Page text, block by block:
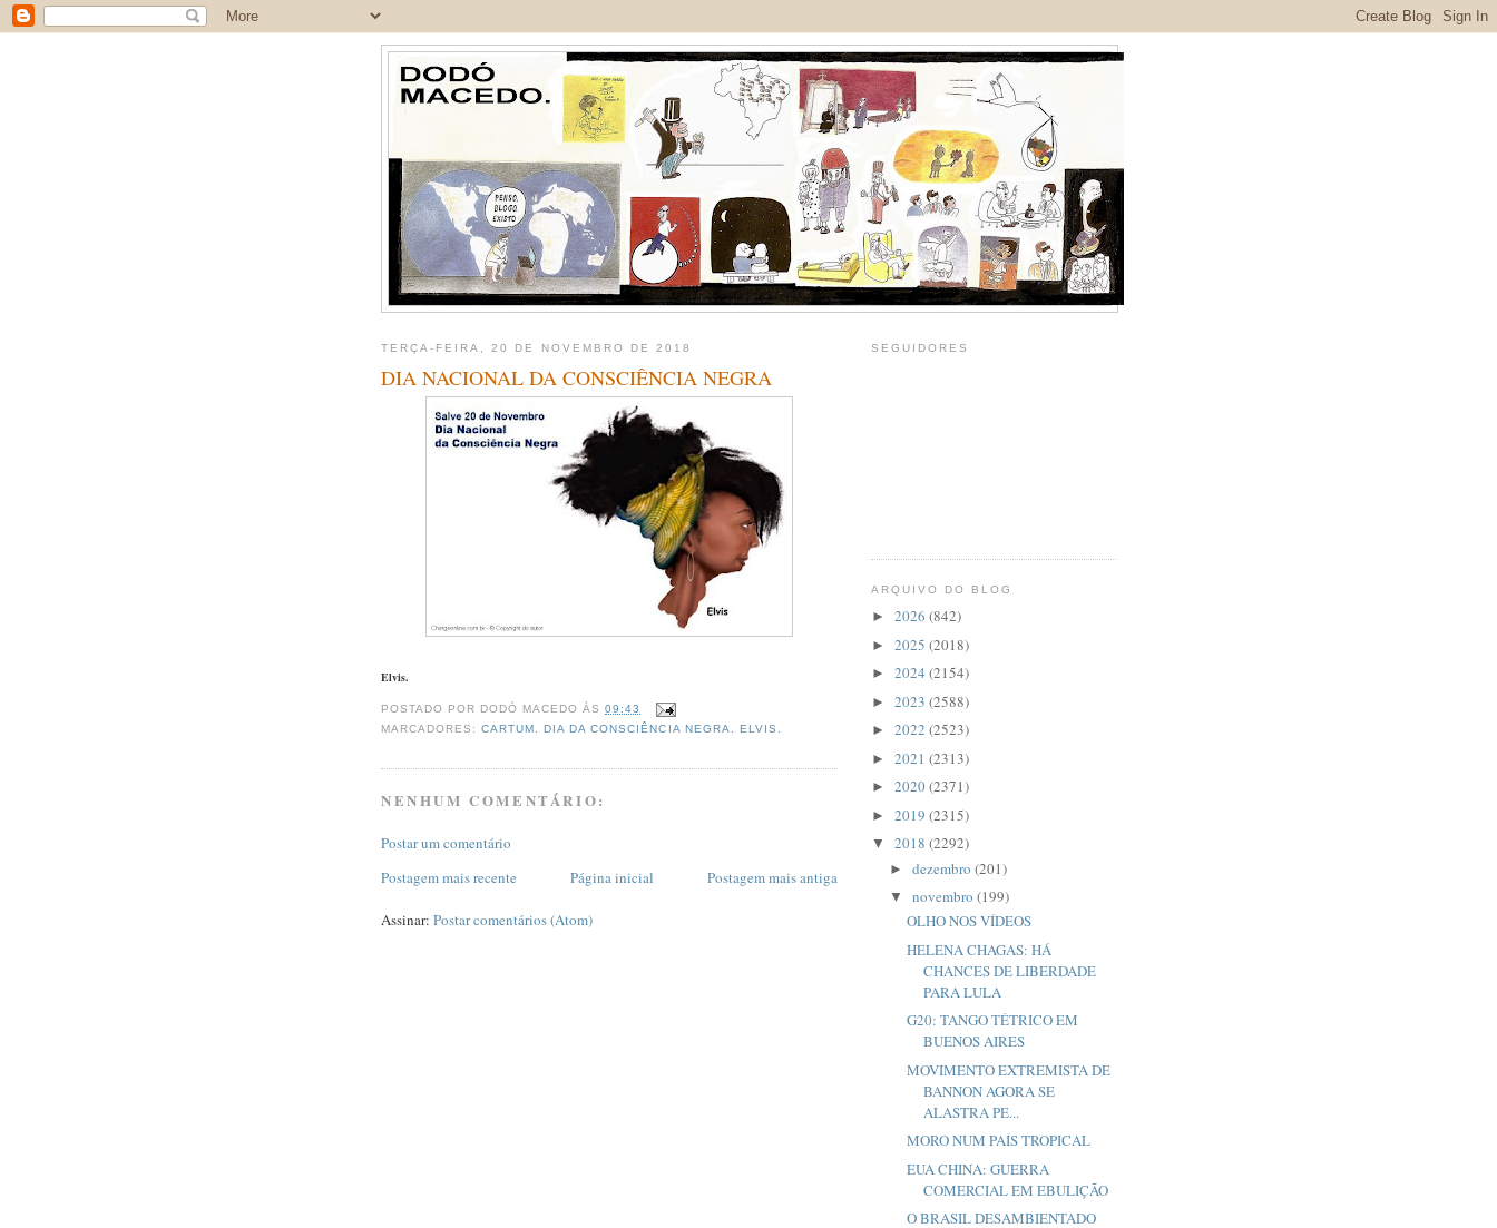
TERÇA-FEIRA, 20 DE NOVEMBRO DE 2018
DIA NACIONAL DA CONSCIÊNCIA NEGRA
Elvis.
POSTADO POR DODÓ MACEDO ÀS09:43
MARCADORES:CARTUM. DIA DA CONSCIÊNCIA NEGRA. ELVIS.
NENHUM COMENTÁRIO:
Postar um comentário
Postagem mais recente
Postagem mais antiga
Página inicial
Assinar: Postar comentários (Atom)
SEGUIDORES
ARQUIVO DO BLOG
► 2026 (842)
► 2025 (2018)
► 2024 (2154)
► 2023 (2588)
► 2022 (2523)
► 2021 (2313)
► 2020(2371)
► 2019 (2315)
▼ 2018 (2292)
► dezembro (201)
▼ novembro (199)
OLHO NOS VÍDEOS
HELENA CHAGAS: HÁ
CHANCES DE LIBERDADE
PARA LULA
G20: TANGO TÉTRICO EM
BUENOS AIRES
MOVIMENTO EXTREMISTA DE
BANNON AGORA SE
ALASTRA PE...
MORO NUM PAÍS TROPICAL
EUA CHINA: GUERRA
COMERCIAL EM EBULIÇÃO
O BRASIL DESAMBIENTADO